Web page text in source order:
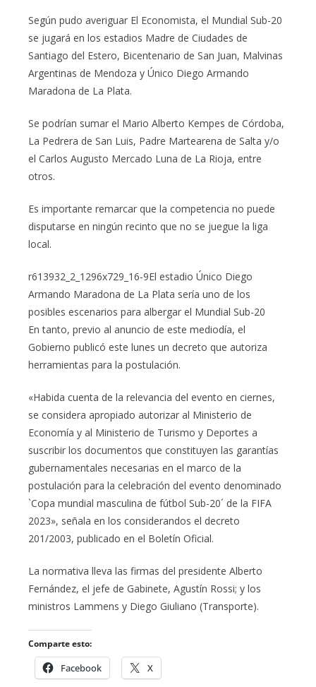
Según pudo averiguar El Economista, el Mundial Sub-20
se jugará en los estadios Madre de Ciudades de
Santiago del Estero, Bicentenario de San Juan, Malvinas
Argentinas de Mendoza y Único Diego Armando
Maradona de La Plata.
Se podrían sumar el Mario Alberto Kempes de Córdoba,
La Pedrera de San Luis, Padre Martearena de Salta y/o
el Carlos Augusto Mercado Luna de La Rioja, entre
otros.
Es importante remarcar que la competencia no puede
disputarse en ningún recinto que no se juegue la liga
local.
r613932_2_1296x729_16-9El estadio Único Diego
Armando Maradona de La Plata sería uno de los
posibles escenarios para albergar el Mundial Sub-20
En tanto, previo al anuncio de este mediodía, el
Gobierno publicó este lunes un decreto que autoriza
herramientas para la postulación.
«Habida cuenta de la relevancia del evento en ciernes,
se considera apropiado autorizar al Ministerio de
Economía y al Ministerio de Turismo y Deportes a
suscribir los documentos que constituyen las garantías
gubernamentales necesarias en el marco de la
postulación para la celebración del evento denominado
`Copa mundial masculina de fútbol Sub-20´ de la FIFA
2023», señala en los considerandos el decreto
201/2003, publicado en el Boletín Oficial.
La normativa lleva las firmas del presidente Alberto
Fernández, el jefe de Gabinete, Agustín Rossi; y los
ministros Lammens y Diego Giuliano (Transporte).
Comparte esto:
Facebook X